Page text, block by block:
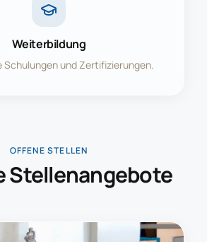
Weiterbildung
Schulungen und Zertifizierungen.
OFFENE STELLEN
Stellenangebote